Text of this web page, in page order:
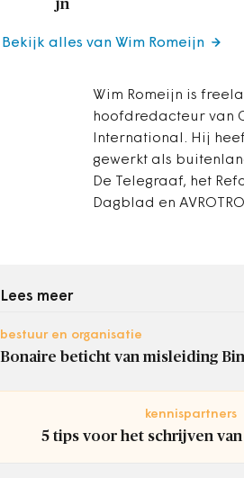
jn
Wim Romeijn is
hoofdredacteur van
International. Hij
gewerkt als
De Telegraaf, het
Dagblad en
Bekijk alles van Wim Romeijn
Lees meer
bestuur en organisatie
Bonaire beticht van misleiding
kennispartners
5 tips voor het schrijven